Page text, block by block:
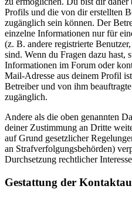
Profils und die von dir erstellten
zugänglich sein können. Der
einzelne Informationen nur für
(z. B. andere registrierte
sind. Wenn du Fragen dazu hast,
Informationen im Forum oder
Mail-Adresse aus deinem Profil
Betreiber und von ihm
zugänglich.
Andere als die oben genannten
deiner Zustimmung an Dritte
auf Grund gesetzlicher
an Strafverfolgungsbehörden)
Durchsetzung rechtlicher
Gestattung der